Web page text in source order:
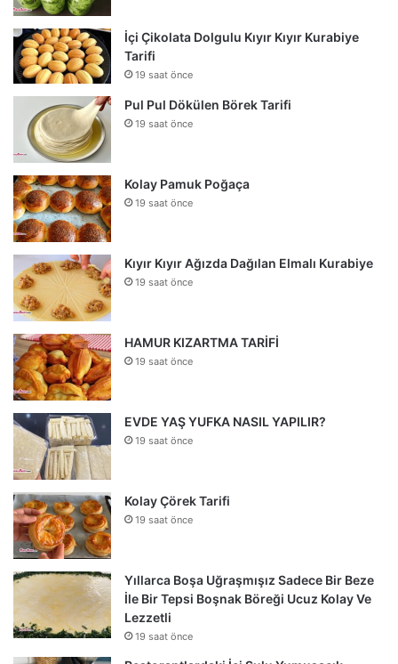
İçi Çikolata Dolgulu Kıyır Kıyır Kurabiye
Tarifi
19 saat önce
Pul Pul Dökülen Börek Tarifi
19 saat önce
Kolay Pamuk Poğaça
19 saat önce
Kıyır Kıyır Ağızda Dağılan Elmalı Kurabiye
19 saat önce
HAMUR KIZARTMA TARİFİ
19 saat önce
EVDE YAŞ YUFKA NASIL YAPILIR?
19 saat önce
Kolay Çörek Tarifi
19 saat önce
Yıllarca Boşa Uğraşmışız Sadece Bir Beze
İle Bir Tepsi Boşnak Böreği Ucuz Kolay Ve
Lezzetli
19 saat önce